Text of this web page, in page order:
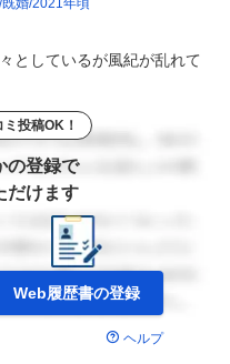
既婚 2021年頃
としているが風紀が乱れて
投稿OK！
の登録で
だけます
Web履歴書の登録
ヘルプ